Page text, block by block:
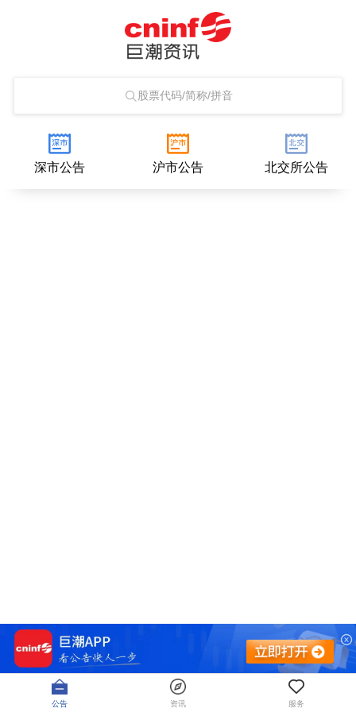
股票代码/简称/拼音
深市公告 沪市公告 北交所公告
公告 资讯 服务